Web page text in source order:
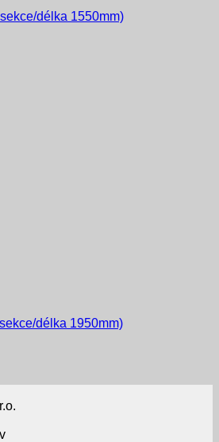
délka 1550mm)
délka 1950mm)